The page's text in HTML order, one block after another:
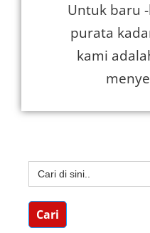
Untuk baru
purata
kami
Carian
untuk:
Cari